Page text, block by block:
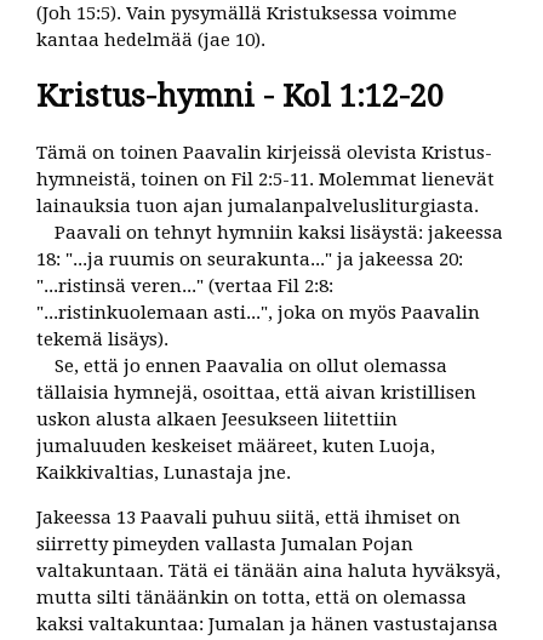
(Joh 15:5). Vain pysymällä Kristuksessa voimme
kantaa hedelmää (jae 10).
Kristus-hymni - Kol 1:12-20
Tämä on toinen Paavalin kirjeissä olevista Kristus-
hymneistä, toinen on Fil 2:5-11. Molemmat lienevät
lainauksia tuon ajan jumalanpalvelusliturgiasta.
Paavali on tehnyt hymniin kaksi lisäystä: jakeessa
18: "...ja ruumis on seurakunta..." ja jakeessa 20:
"...ristinsä veren..." (vertaa Fil 2:8:
"...ristinkuolemaan asti...", joka on myös Paavalin
tekemä lisäys).
Se, että jo ennen Paavalia on ollut olemassa
tällaisia hymnejä, osoittaa, että aivan kristillisen
uskon alusta alkaen Jeesukseen liitettiin
jumaluuden keskeiset määreet, kuten Luoja,
Kaikkivaltias, Lunastaja jne.
Jakeessa 13 Paavali puhuu siitä, että ihmiset on
siirretty pimeyden vallasta Jumalan Pojan
valtakuntaan. Tätä ei tänään aina haluta hyväksyä,
mutta silti tänäänkin on totta, että on olemassa
kaksi valtakuntaa: Jumalan ja hänen vastustajansa